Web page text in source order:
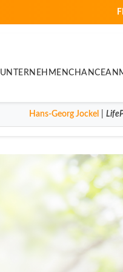
UNTERNEHMENCHANCE
Hans-Georg Jockel |